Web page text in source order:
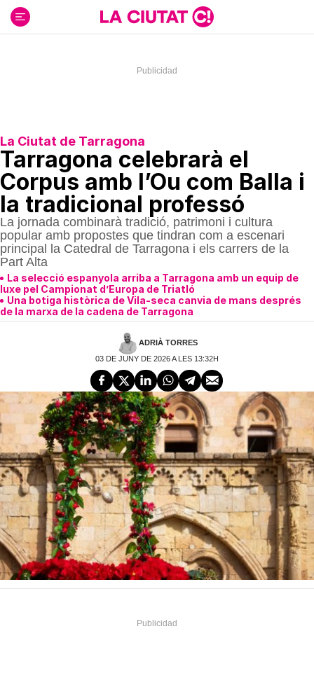
contenido
La Ciutat de Tarragona
Tarragona celebrarà el
Corpus amb l’Ou com Balla i
la tradicional professó
La jornada combinarà tradició, patrimoni i cultura
popular amb propostes que tindran com a escenari
principal la Catedral de Tarragona i els carrers de la
Part Alta
La selecció espanyola arriba a Tarragona amb un equip de
luxe pel Campionat d’Europa de Triatló
Una botiga històrica de Vila-seca canvia de mans després
de la marxa de la cadena de Tarragona
ADRIÀ TORRES
03 DE JUNY DE 2026 A LES 13:32H